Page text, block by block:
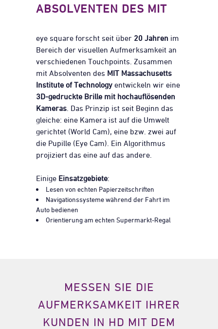
ABSOLVENTEN DES MIT
eye square forscht seit über 20 Jahren im
Bereich der visuellen Aufmerksamkeit an
verschiedenen Touchpoints. Zusammen
mit Absolventen des MIT Massachusetts
Institute of Technology entwickeln wir eine
3D-gedruckte Brille mit hochauflösenden
Kameras . Das Prinzip ist seit Beginn das
gleiche: eine Kamera ist auf die Umwelt
gerichtet (World Cam), eine bzw. zwei auf
die Pupille (Eye Cam). Ein Algorithmus
projiziert das eine auf das andere.
Einige Einsatzgebiete:
Lesen von echten Papierzeitschriften
Navigationssysteme während der Fahrt im
Auto bedienen
Orientierung am echten Supermarkt-Regal
MESSEN SIE DIE
AUFMERKSAMKEIT IHRER
KUNDEN IN HD MIT DEM